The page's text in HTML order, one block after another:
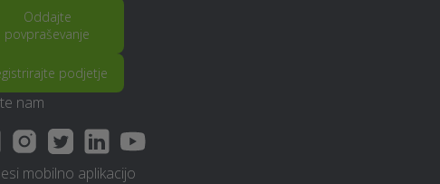
Odvoz materiala - Murska-
-
Izdelava in montaža kamina -
Murska-sobota
Hidravlika - Murska-sobota
Oddajte
povpraševanje
podjetje
nam
mobilno aplikacijo